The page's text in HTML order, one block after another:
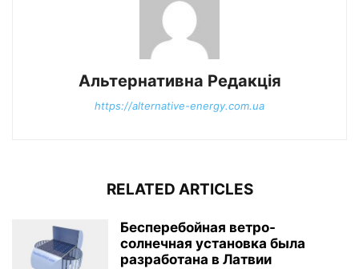
Альтернативна Редакція
https://alternative-energy.com.ua
RELATED ARTICLES
Бесперебойная ветро-
солнечная установка была
разработана в Латвии